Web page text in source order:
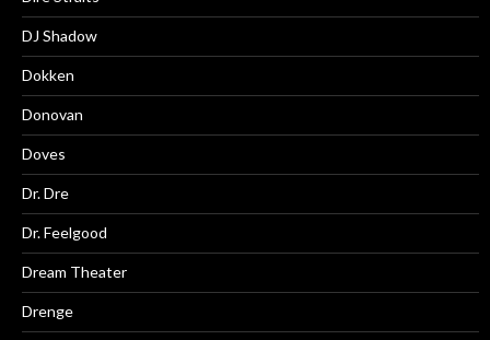
DJ Shadow
Dokken
Donovan
Doves
Dr. Dre
Dr. Feelgood
Dream Theater
Drenge